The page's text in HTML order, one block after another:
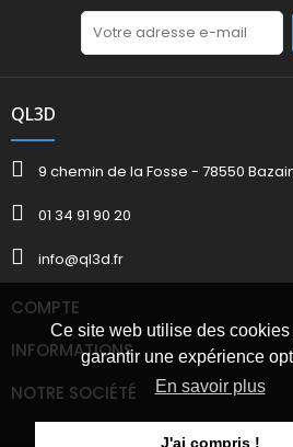
Ce site web utilise des
garantir une expérience
En savoir plus
J'ai compris !
QL3D
9 chemin de la Fosse - 78550
01 34 91 90 20
info@ql3d.fr
COMPTE
INFORMATIONS
NOTRE SOCIÉTÉ